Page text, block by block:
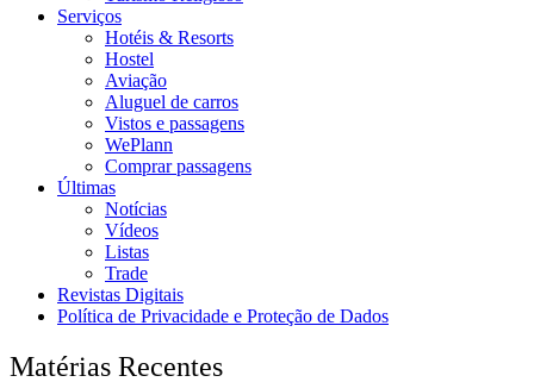
Serviços
Hotéis & Resorts
Hostel
Aviação
Aluguel de carros
Vistos e passagens
WePlann
Comprar passagens
Últimas
Notícias
Vídeos
Listas
Trade
Revistas Digitais
Política de Privacidade e Proteção de Dados
Matérias Recentes